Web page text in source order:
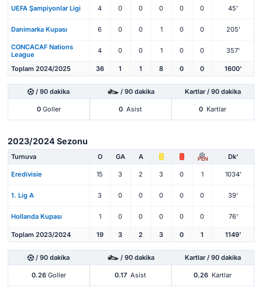
UEFA Şampiyonlar Ligi 4 0 0 0 0 0 45'
Danimarka Kupası 6 0 0 1 0 0 205'
CONCACAF Nations
League
4 0 0 1 0 0 357'
Toplam 2024/2025 36 1 1 8 0 0 1600'
/ 90 dakika / 90 dakika Kartlar / 90 dakika
0Goller 0 Asist 0 Kartlar
2023/2024 Sezonu
Turnuva O GA A PEN Dk'
Eredivisie 15 3 2 3 0 1 1034'
1. Lig A 3 0 0 0 0 0 39'
Hollanda Kupası 1 0 0 0 0 0 76'
Toplam 2023/2024 19 3 2 3 0 1 1149'
/ 90 dakika / 90 dakika Kartlar / 90 dakika
0.26Goller 0.17 Asist 0.26 Kartlar